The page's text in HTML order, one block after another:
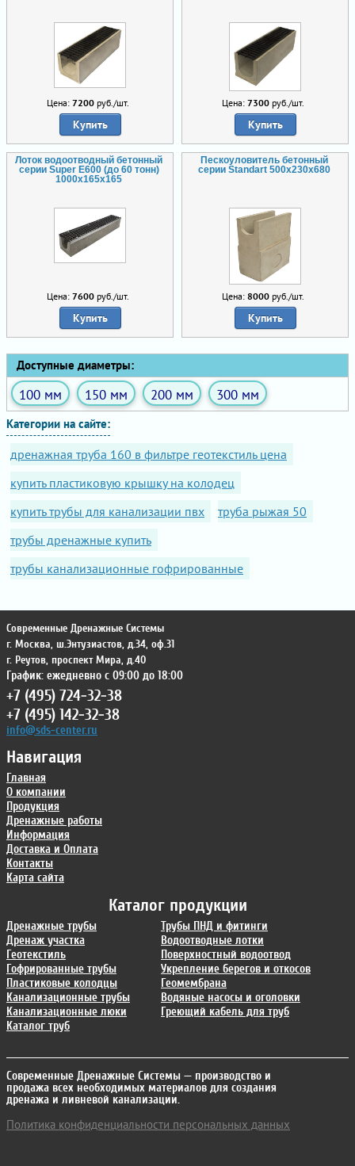
Цена: 7200 руб./шт.
Купить
Цена: 7300 руб./шт.
Купить
Лоток водоотводный бетонный
серии Super Е600 (до 60 тонн)
1000x165x165
Цена: 7600 руб./шт.
Купить
Пескоуловитель бетонный
серии Standart 500x230x680
Цена: 8000 руб./шт.
Купить
Доступные диаметры:
100 мм 150 мм 200 мм 300 мм
Категории на сайте:
дренажная труба 160 в фильтре геотекстиль цена
купить пластиковую крышку на колодец
купить трубы для канализации пвх
труба рыжая 50
трубы дренажные купить
трубы канализационные гофрированные
Каталог продукции
Дренажные трубы
Дренаж участка
Геотекстиль
Гофрированные трубы
Пластиковые колодцы
Канализационные трубы
Канализационные люки
Каталог труб
Трубы ПНД и фитинги
Водоотводные лотки
Поверхностный водоотвод
Укрепление берегов и откосов
Геомембрана
Водяные насосы и оголовки
Греющий кабель для труб
Навигация
Главная
О компании
Продукция
Дренажные работы
Информация
Доставка и Оплата
Контакты
Карта сайта
Современные Дренажные Системы
г. Москва, ш.Энтузиастов, д.34, оф.31
г. Реутов, проспект Мира, д.40
График: ежедневно с 09:00 до 18:00
+7 (495) 724-32-38
+7 (495) 142-32-38
info@sds-center.ru
Современные Дренажные Системы — производство и
продажа всех необходимых материалов для создания
дренажа и ливневой канализации.
Политика конфиденциальности персональных данных